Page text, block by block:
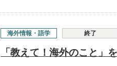
海外情報・語学 終了
「教えて！海外のこと」